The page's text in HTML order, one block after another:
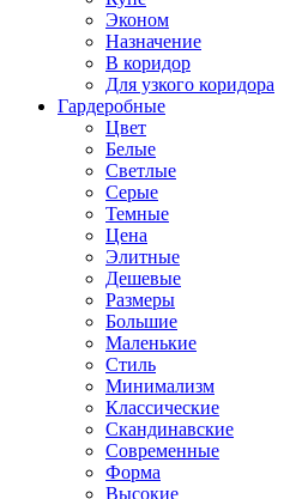
Эконом
Назначение
В коридор
Для узкого коридора
Гардеробные
Цвет
Белые
Светлые
Серые
Темные
Цена
Элитные
Дешевые
Размеры
Большие
Маленькие
Стиль
Минимализм
Классические
Скандинавские
Современные
Форма
Высокие